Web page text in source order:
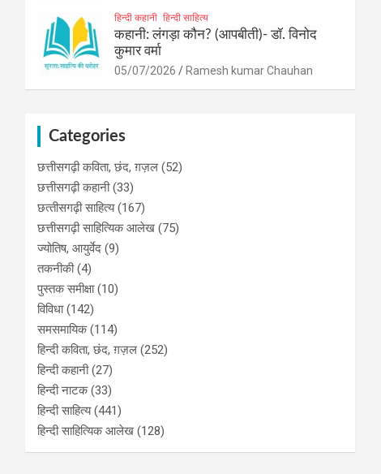
हिन्दी कहानी हिन्दी साहित्य
कहानी: लंगड़ा कौन? (आपबीती)​- डॉ. विनोद
कुमार वर्मा
05/07/2026 Ramesh kumar Chauhan
Categories
छत्तीसगढ़ी कविता, छंद, ग़ज़ल (52)
छत्तीसगढ़ी कहानी(33)
छत्‍तीसगढ़ी साहित्‍य(167)
छत्तीसगढ़ी साहित्यिक आलेख (75)
ज्योतिष, आयुर्वेद (9)
तकनीकी(4)
पुस्‍तक समीक्षा(10)
विविधा(142)
समसमायिक(114)
हिन्दी कविता, छंद, ग़ज़ल (252)
हिन्दी कहानी(27)
हिन्‍दी नाटक(33)
हिन्दी साहित्य(441)
हिन्दी साहित्यिक आलेख (128)